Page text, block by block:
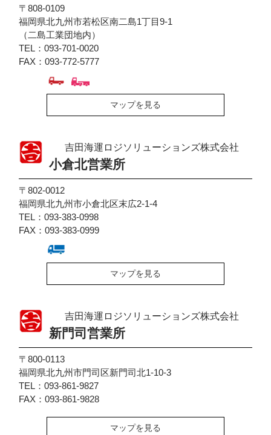
〒808-0109
福岡県北九州市若松区南二島1丁目9-1
（二島工業団地内）
TEL：093-701-0020
FAX：093-772-5777
マップを見る
吉田海運ロジソリューションズ株式会社
小倉北営業所
〒802-0012
福岡県北九州市小倉北区末広2-1-4
TEL：093-383-0998
FAX：093-383-0999
マップを見る
吉田海運ロジソリューションズ株式会社
新門司営業所
〒800-0113
福岡県北九州市門司区新門司北1-10-3
TEL：093-861-9827
FAX：093-861-9828
マップを見る